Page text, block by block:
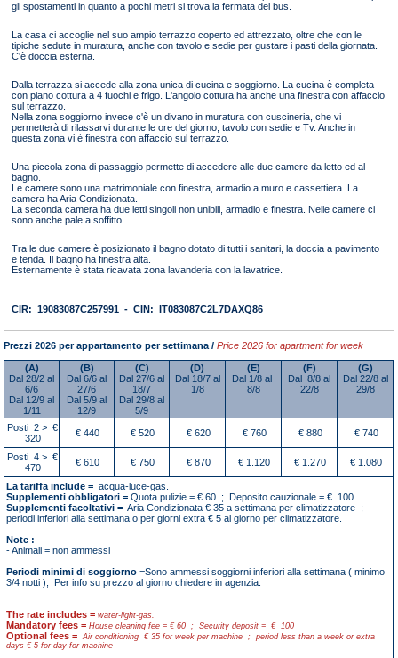
gli spostamenti in quanto a pochi metri si trova la fermata del bus.
La casa ci accoglie nel suo ampio terrazzo coperto ed attrezzato, oltre che con le
tipiche sedute in muratura, anche con tavolo e sedie per gustare i pasti della giornata.
C'è doccia esterna.
Dalla terrazza si accede alla zona unica di cucina e soggiorno. La cucina è completa
con piano cottura a 4 fuochi e frigo. L'angolo cottura ha anche una finestra con affaccio
sul terrazzo.
Nella zona soggiorno invece c'è un divano in muratura con cuscineria, che vi
permetterà di rilassarvi durante le ore del giorno, tavolo con sedie e Tv. Anche in
questa zona vi è finestra con affaccio sul terrazzo.
Una piccola zona di passaggio permette di accedere alle due camere da letto ed al
bagno.
Le camere sono una matrimoniale con finestra, armadio a muro e cassettiera. La
camera ha Aria Condizionata.
La seconda camera ha due letti singoli non unibili, armadio e finestra. Nelle camere ci
sono anche pale a soffitto.
Tra le due camere è posizionato il bagno dotato di tutti i sanitari, la doccia a pavimento
e tenda. Il bagno ha finestra alta.
Esternamente è stata ricavata zona lavanderia con la lavatrice.
CIR: 19083087C257991 - CIN: IT083087C2L7DAXQ86
Prezzi 2026 per appartamento per settimana /Price 2026 for apartment for week
(A)
Dal 28/2 al
6/6
Dal 12/9 al
1/11
(B)
Dal 6/6 al
27/6
Dal 5/9 al
12/9
(C)
Dal 27/6 al
18/7
Dal 29/8 al
5/9
(D)
Dal 18/7 al
1/8
(E)
Dal 1/8 al
8/8
(F)
Dal 8/8 al
22/8
(G)
Dal 22/8 al
29/8
Posti 2 > €
320
€ 440 € 520 € 620 € 760 € 880 € 740
Posti 4 > €
470
€ 610 € 750 € 870 € 1.120 € 1.270 € 1.080
La tariffa include = acqua-luce-gas.
Supplementi obbligatori = Quota pulizie = € 60 ; Deposito cauzionale = € 100
Supplementi facoltativi = Aria Condizionata € 35 a settimana per climatizzatore ;
periodi inferiori alla settimana o per giorni extra € 5 al giorno per climatizzatore.
Note :
- Animali = non ammessi
Periodi minimi di soggiorno=Sono ammessi soggiorni inferiori alla settimana ( minimo
3/4 notti ), Per info su prezzo al giorno chiedere in agenzia.
The rate includes =water-light-gas.
Mandatory fees = House cleaning fee = € 60 ; Security deposit = € 100
Optional fees =
Air conditioning € 35 for week per machine ; period less than a week or extra
days € 5 for day for machine